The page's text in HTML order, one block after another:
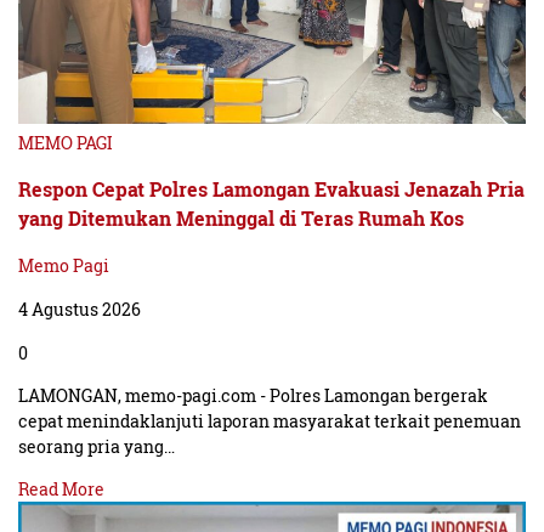
MEMO PAGI
Respon Cepat Polres Lamongan Evakuasi Jenazah Pria
yang Ditemukan Meninggal di Teras Rumah Kos
Memo Pagi
4 Agustus 2026
0
LAMONGAN, memo-pagi.com - Polres Lamongan bergerak
cepat menindaklanjuti laporan masyarakat terkait penemuan
seorang pria yang…
Read More